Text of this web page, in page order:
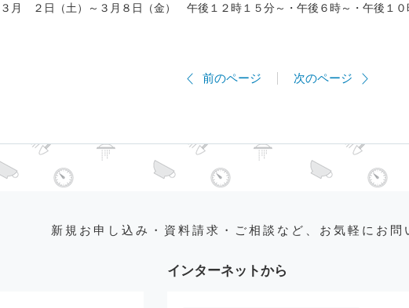
３月 ２日（土）～３月８日（金） 午後１２時１５分～・午後６時～・午後１０
前のページ 次のページ
新規お申し込み・資料請求・ご相談など、お気軽にお問
インターネットから